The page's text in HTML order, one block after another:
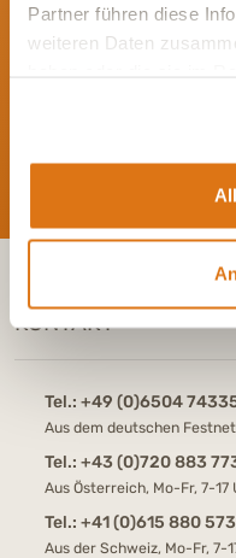
Partner führen diese
weiteren Daten
Bleib immer auf dem
Social Media. Unsere
KONTAKT
Tel.: +49 (0)6504
Aus dem deutschen
Tel.: +43 (0)720 883
Aus Österreich, Mo-Fr, 7-17
Tel.: +41 (0)615 880 573
Aus der Schweiz, Mo-Fr, 7-